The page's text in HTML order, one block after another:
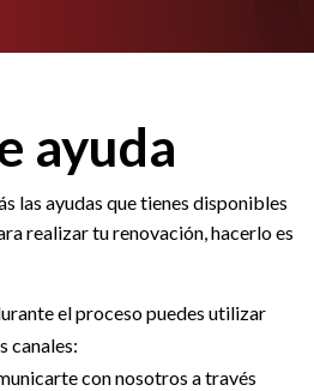
ayuda
las ayudas que tienes disponibles
realizar tu renovación, hacerlo es
el proceso puedes utilizar
canales:
con nosotros a través